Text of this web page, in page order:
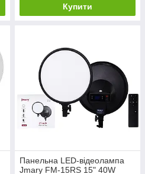
Купити
Панельна LED-відеолампа
Jmary FM-15RS 15" 40W